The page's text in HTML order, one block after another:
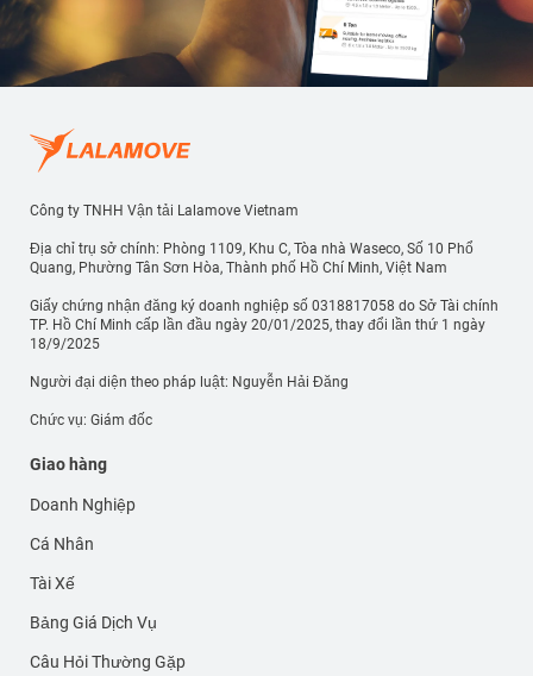
Công ty TNHH Vận tải Lalamove Vietnam
Địa chỉ trụ sở chính: Phòng 1109, Khu C, Tòa nhà Waseco, Số 10 Phổ
Quang, Phường Tân Sơn Hòa, Thành phố Hồ Chí Minh, Việt Nam
Giấy chứng nhận đăng ký doanh nghiệp số 0318817058 do Sở Tài chính
TP. Hồ Chí Minh cấp lần đầu ngày 20/01/2025, thay đổi lần thứ 1 ngày
18/9/2025
Người đại diện theo pháp luật: Nguyễn Hải Đăng
Chức vụ: Giám đốc
Giao hàng
Doanh Nghiệp
Cá Nhân
Tài Xế
Bảng Giá Dịch Vụ
Câu Hỏi Thường Gặp